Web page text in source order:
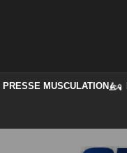
PRESSE MUSCULATION